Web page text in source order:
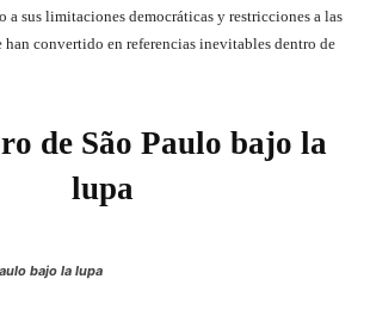
a sus limitaciones democráticas y restricciones a las
convertido en referencias inevitables dentro de
de São Paulo bajo la
lupa
bajo la lupa